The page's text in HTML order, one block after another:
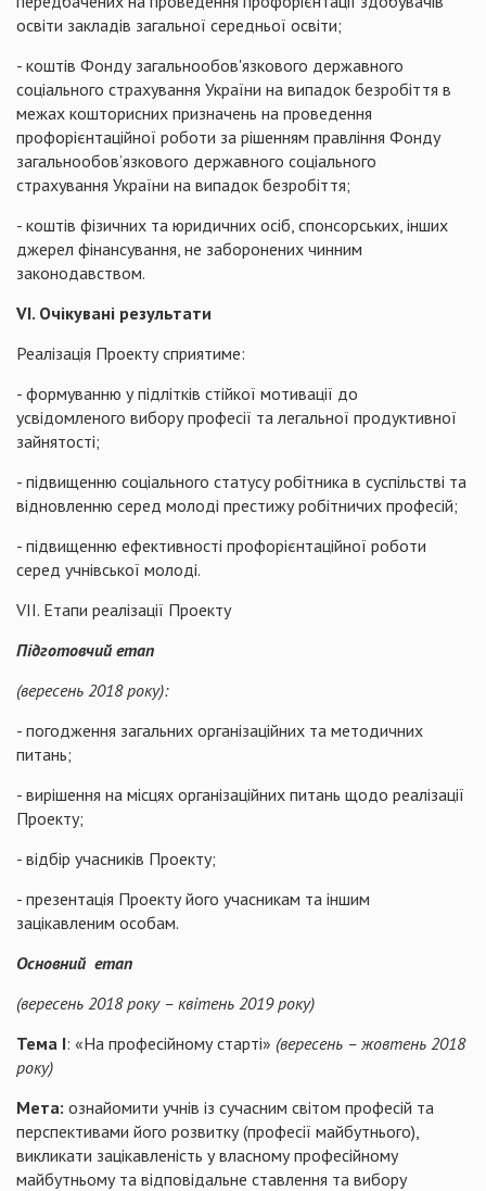
освіти закладів загальної середньої освіти;
- коштів Фонду загальнообов'язкового державного
соціального страхування України на випадок безробіття в
межах кошторисних призначень на проведення
профорієнтаційної роботи за рішенням правління Фонду
загальнообов’язкового державного соціального
страхування України на випадок безробіття;
- коштів фізичних та юридичних осіб, спонсорських, інших
джерел фінансування, не заборонених чинним
законодавством.
VI. Очікувані результати
Реалізація Проекту сприятиме:
- формуванню у підлітків стійкої мотивації до
усвідомленого вибору професії та легальної продуктивної
зайнятості;
- підвищенню соціального статусу робітника в суспільстві та
відновленню серед молоді престижу робітничих професій;
- підвищенню ефективності профорієнтаційної роботи
серед учнівської молоді.
VІI. Етапи реалізації Проекту
Підготовчий етап
(вересень 2018 року):
- погодження загальних організаційних та методичних
питань;
- вирішення на місцях організаційних питань щодо реалізації
Проекту;
- відбір учасників Проекту;
- презентація Проекту його учасникам та іншим
зацікавленим особам.
Основний етап
(вересень 2018 року – квітень 2019 року)
Тема І: «На професійному старті» (вересень – жовтень 2018
року)
Мета: ознайомити учнів із сучасним світом професій та
перспективами його розвитку (професії майбутнього),
викликати зацікавленість у власному професійному
майбутньому та відповідальне ставлення та вибору